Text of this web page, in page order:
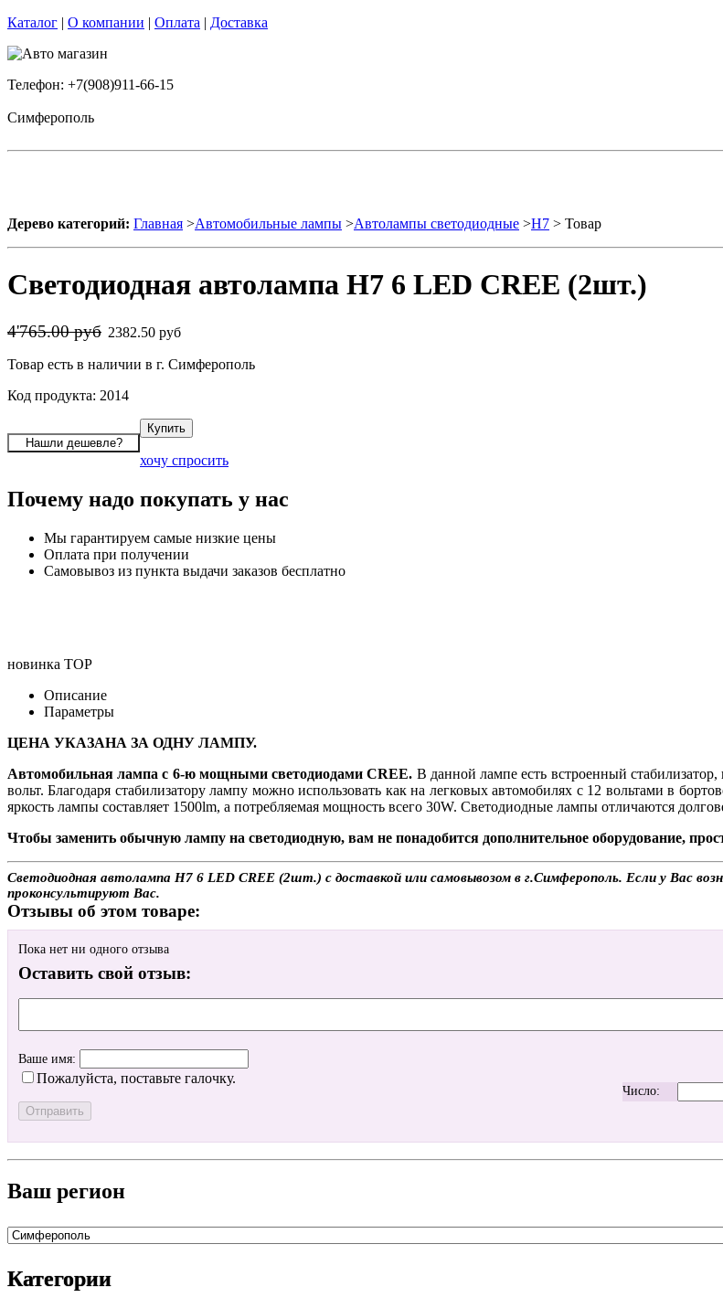
Каталог | О компании | Оплата | Доставка
Телефон: +7(908)911-66-15
Симферополь
Дерево категорий: Главная >Автомобильные лампы >Автолампы светодиодные >H7 > Товар
Светодиодная автолампа H7 6 LED CREE (2шт.)
4'765.00 руб 2382.50 руб
Товар есть в наличии в г. Симферополь
Код продукта: 2014
хочу спросить
Почему надо покупать у нас
Мы гарантируем самые низкие цены
Оплата при получении
Самовывоз из пункта выдачи заказов бесплатно
новинка TOP
Описание
Параметры
ЦЕНА УКАЗАНА ЗА ОДНУ ЛАМПУ.
Автомобильная лампа с 6-ю мощными светодиодами CREE. В данной лампе есть встроенный
вольт. Благодаря стабилизатору лампу можно использовать как на легковых автомобилях с 12 вольтами в
яркость лампы составляет 1500lm, а потребляемая мощность всего 30W. Светодиодные лампы отличаются
Чтобы заменить обычную лампу на светодиодную, вам не понадобится дополнительное оборудование,
Светодиодная автолампа H7 6 LED CREE (2шт.) с доставкой или самовывозом в г.Симферополь. Если у Вас
проконсультируют Вас.
Отзывы об этом товаре:
Пока нет ни одного отзыва
Оставить свой отзыв:
Ваше имя:
Пожалуйста, поставьте галочку.
Число:
Ваш регион
Категории